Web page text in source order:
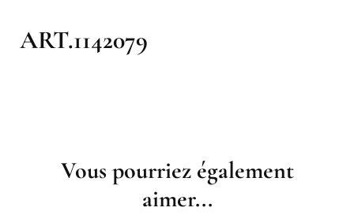
ART.1142079
NavigationVous pourriez également
aimer...